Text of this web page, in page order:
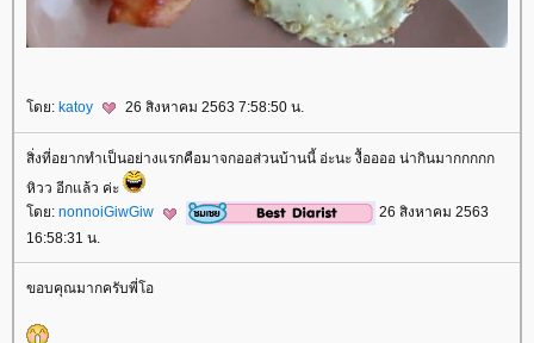
ดย: katoy 26 สิงหาคม 2563 7:58:50 น.
สิ่งที่อยากทำเป็นอย่างแรกคือมาจกออส่วนบ้านนี้ อ่ะนะ งื้ออออ น่ากินมากกกกก
หิวว อีกแล้ว ค่ะ
ดย: nonnoiGiwGiw
26 สิงหาคม 2563
16:58:31 น.
ขอบคุณมากครับพี่โอ